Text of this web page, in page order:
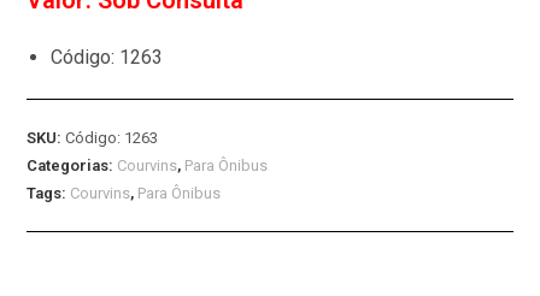
Código: 1263
SKU:Código: 1263
Categorias: Courvins, Para Ônibus
Tags: Courvins, Para Ônibus